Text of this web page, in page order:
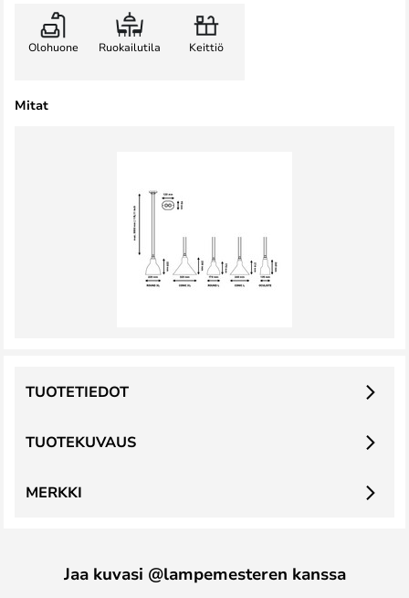
Olohuone Ruokailutila Keittiö
Mitat
TUOTEKUVAUS
TUOTETIEDOT
MERKKI
Jaa kuvasi @lampemesteren kanssa